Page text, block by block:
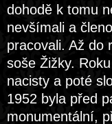
dohodě k tomu
nevšímali a
pracovali. Až do
soše Žižky.
nacisty a poté
1952 byla před
monumentální,